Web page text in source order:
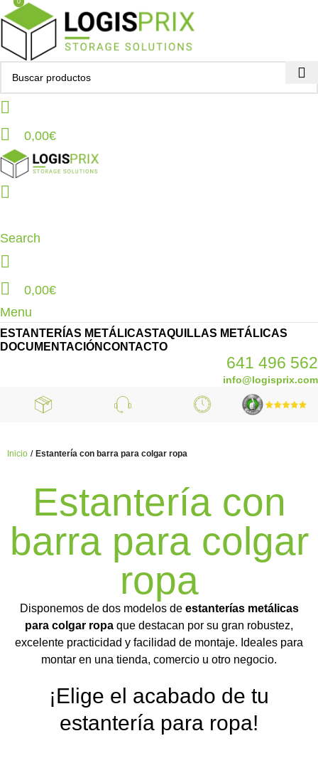
0
0,00€
Search
0
0,00€
Menu
ESTANTERÍAS METÁLICASTAQUILLAS METÁLICAS
DOCUMENTACIÓNCONTACTO
641 496 562
info@logisprix.com
Inicio Estantería con barra para colgar ropa
Estantería con
barra para colgar
ropa
Disponemos de dos modelos de estanterías metálicas
para colgar ropa que destacan por su gran robustez,
excelente practicidad y facilidad de montaje. Ideales para
montar en una tienda, comercio u otro negocio.
¡Elige el acabado de tu
estantería para ropa!